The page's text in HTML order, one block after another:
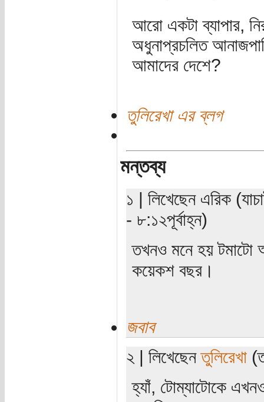
আরো একটা ব্যাপার,
অধুনাপ্রচলিত
আমাদের দেশে?
তুলিরেখা এর ব্লগ
মন্তব্য
১ | লিখেছেন এরিক
- ৮:১২পূর্বাহ্ন)
তখনও মনে হয় টমাটো
কয়েকশ বছর।
জবাব
২ | লিখেছেনতুলিরেখা
হ্যাঁ, টোম্যাটোকে